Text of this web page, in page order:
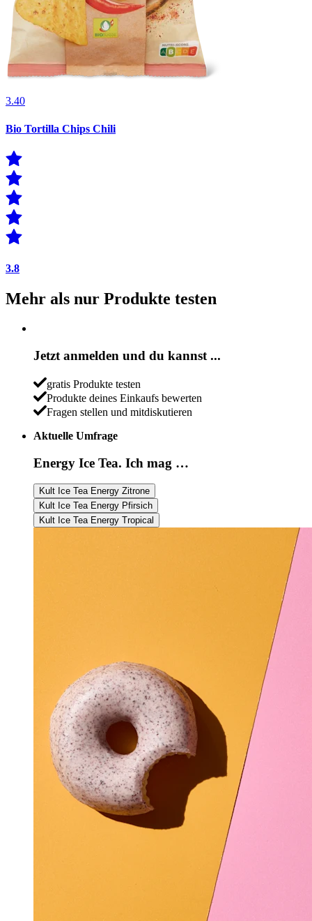
3.40
Bio Tortilla Chips Chili
3.8
Mehr als nur Produkte testen
Jetzt anmelden und du kannst ...
gratis Produkte testen
Produkte deines Einkaufs bewerten
Fragen stellen und mitdiskutieren
Aktuelle Umfrage
Energy Ice Tea. Ich mag …
Kult Ice Tea Energy Zitrone
Kult Ice Tea Energy Pfirsich
Kult Ice Tea Energy Tropical